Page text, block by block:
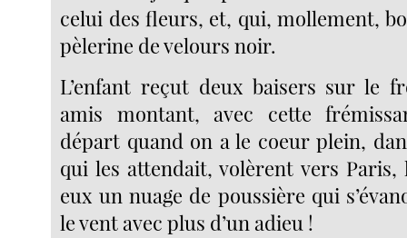
celui des fleurs, et, qui, mollement,
pèlerine de velours noir.
L’enfant reçut deux baisers sur le
amis montant, avec cette
départ quand on a le coeur plein,
qui les attendait, volèrent vers
eux un nuage de poussière qui
le vent avec plus d’un adieu !